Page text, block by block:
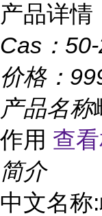
产品详情
Cas：
价格：
产品名称
作用 查
简介
中文名称